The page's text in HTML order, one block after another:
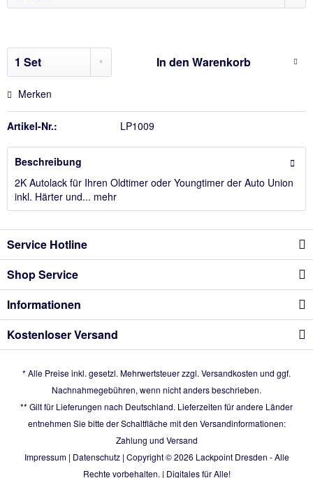
In den Warenkorb
Merken
Artikel-Nr.: LP1009
Beschreibung
2K Autolack für Ihren Oldtimer oder Youngtimer der Auto Union
inkl. Härter und... mehr
Service Hotline
Shop Service
Informationen
Kostenloser Versand
* Alle Preise inkl. gesetzl. Mehrwertsteuer zzgl. Versandkosten und ggf.
Nachnahmegebühren, wenn nicht anders beschrieben.
** Gilt für Lieferungen nach Deutschland. Lieferzeiten für andere Länder
entnehmen Sie bitte der Schaltfläche mit den Versandinformationen:
Zahlung und Versand
Impressum| Datenschutz| Copyright © 2026 Lackpoint Dresden - Alle
Rechte vorbehalten. | Digitales für Alle!